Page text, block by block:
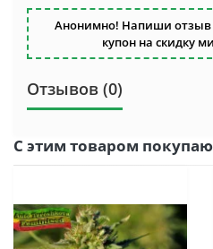
Анонимно! Напиши отзыв
купон на скидку
Отзывов (0)
С этим товаром